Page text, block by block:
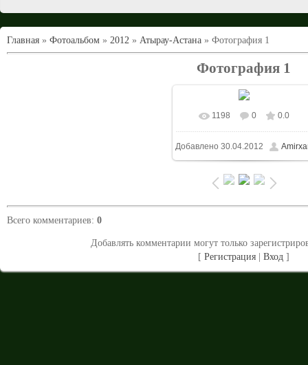
Главная » Фотоальбом » 2012 » Атырау-Астана » Фотография 1
Фотография 1
В реальном размере
1500x843/ 111.9Kb
1198 0 0.0
Добавлено 30.04.2012
Всего комментариев: 0
Добавлять комментарии могут только
[Регистрация |Вход ]